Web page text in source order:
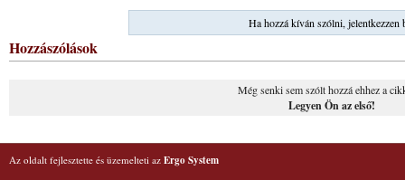
Ha hozzá kíván szólni, jelentkezzen
Hozzászólások
Még senki sem szólt hozzá ehhez a
Legyen Ön az első!
Az oldalt fejlesztette és üzemelteti az Ergo System